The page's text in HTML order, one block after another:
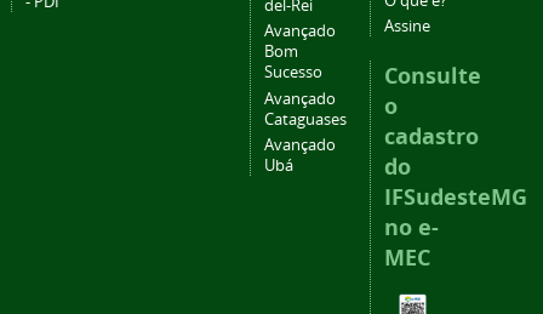
del-Rei
Avançado
Bom
Sucesso
Avançado
Cataguases
Avançado
Ubá
Assine
Consulte
o
cadastro
do
IFSudesteMG
no e-
MEC